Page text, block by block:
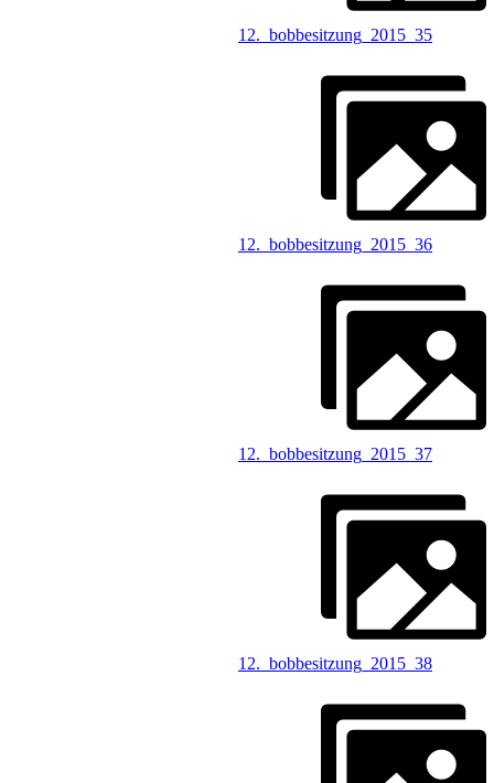
12._bobbesitzung_2015_35
12._bobbesitzung_2015_36
12._bobbesitzung_2015_37
12._bobbesitzung_2015_38